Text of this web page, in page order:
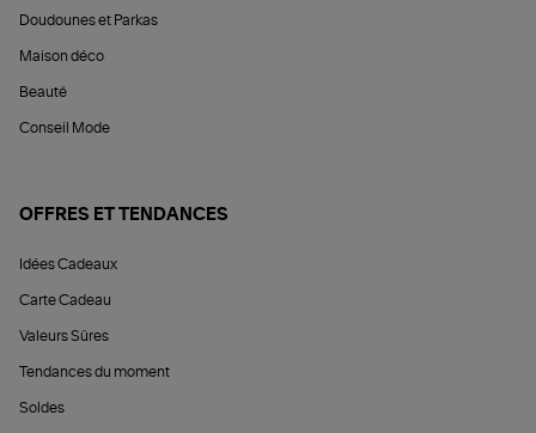
Doudounes et Parkas
Maison déco
Beauté
Conseil Mode
OFFRES ET TENDANCES
Idées Cadeaux
Carte Cadeau
Valeurs Sûres
Tendances du moment
Soldes